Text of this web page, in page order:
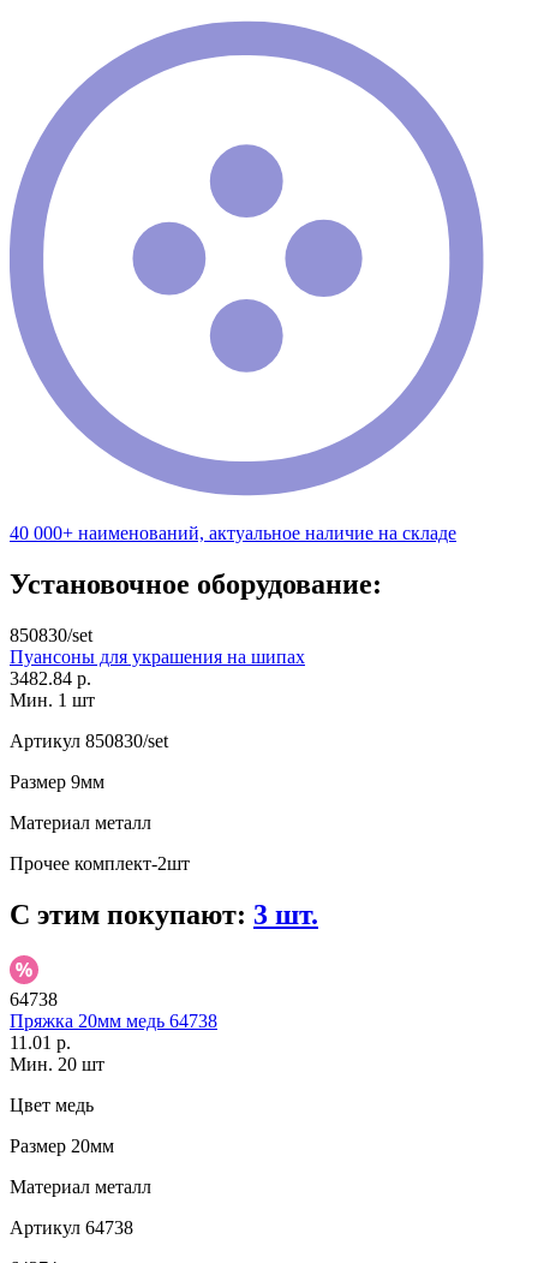
40 000+ наименований, актуальное наличие на складе
Установочное оборудование:
850830/set
Пуансоны для украшения на шипах
3482.84 р.
Мин. 1 шт
Артикул 850830/set
Размер 9мм
Материал металл
Прочее комплект-2шт
С этим покупают: 3 шт.
64738
Пряжка 20мм медь 64738
11.01 р.
Мин. 20 шт
Цвет медь
Размер 20мм
Материал металл
Артикул 64738